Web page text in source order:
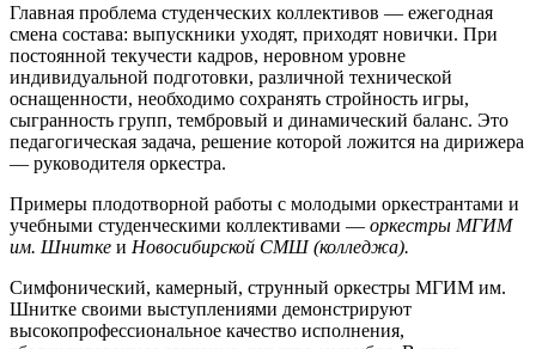
Главная проблема студенческих коллективов — ежегодная
смена состава: выпускники уходят, приходят новички. При
постоянной текучести кадров, неровном уровне
индивидуальной подготовки, различной технической
оснащенности, необходимо сохранять стройность игры,
сыгранность групп, тембровый и динамический баланс. Это
педагогическая задача, решение которой ложится на дирижера
— руководителя оркестра.
Примеры плодотворной работы с молодыми оркестрантами и
учебными студенческими коллективами — оркестры МГИМ
им. Шнитке и Новосибирской СМШ (колледжа).
Симфонический, камерный, струнный оркестры МГИМ им.
Шнитке своими выступлениями демонстрируют
высокопрофессиональное качество исполнения,